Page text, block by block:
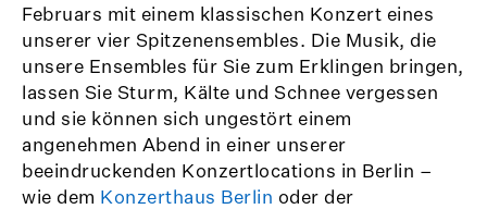
Februars mit einem klassischen Konzert eines
unserer vier Spitzenensembles. Die Musik, die
unsere Ensembles für Sie zum Erklingen bringen,
lassen Sie Sturm, Kälte und Schnee vergessen
und sie können sich ungestört einem
angenehmen Abend in einer unserer
beeindruckenden Konzertlocations in Berlin –
wie dem Konzerthaus Berlin oder der